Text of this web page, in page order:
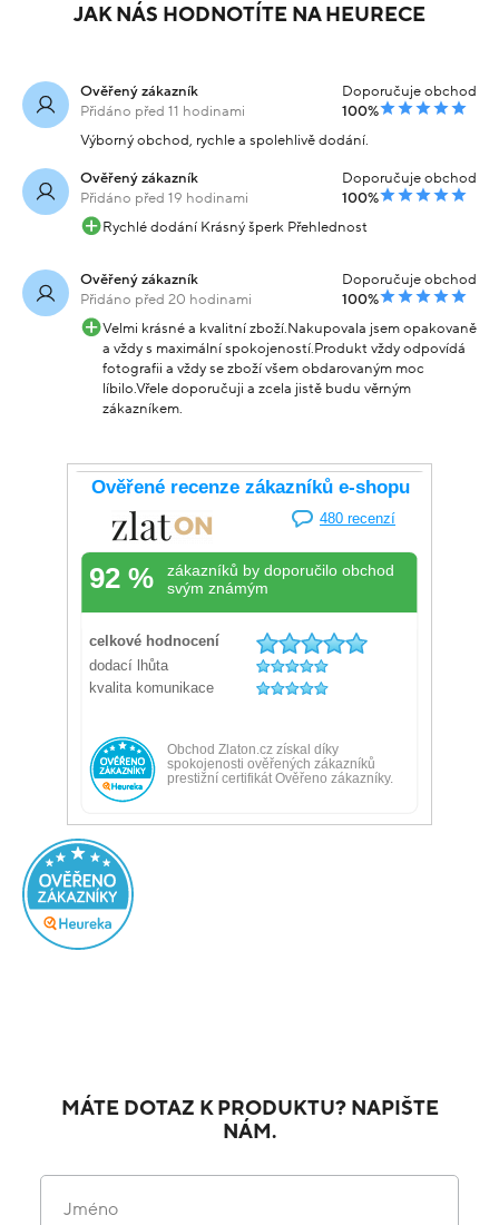
JAK NÁS HODNOTÍTE NA HEURECE
Ověřený zákazník
Přidáno před 11 hodinami
Doporučuje obchod
100%
Výborný obchod, rychle a spolehlivě dodání.
Ověřený zákazník
Přidáno před 19 hodinami
Doporučuje obchod
100%
Rychlé dodání Krásný šperk Přehlednost
Ověřený zákazník
Přidáno před 20 hodinami
Doporučuje obchod
100%
Velmi krásné a kvalitní zboží.Nakupovala jsem opakovaně
a vždy s maximální spokojeností.Produkt vždy odpovídá
fotografii a vždy se zboží všem obdarovaným moc
líbilo.Vřele doporučuji a zcela jistě budu věrným
zákazníkem.
MÁTE DOTAZ K PRODUKTU? NAPIŠTE
NÁM.
Jméno